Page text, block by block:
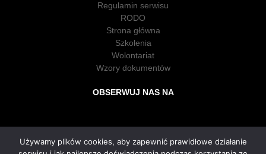
Regulamin serwisu
RODO
Strona główna
Szkolenia
Wolontariat
Wzory dokumentów
OBSERWUJ NAS NA
Używamy plików cookies, aby zapewnić prawidłowe działanie